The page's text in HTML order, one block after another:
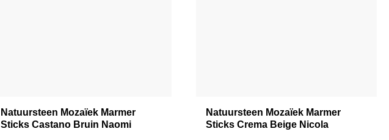
Natuursteen Mozaïek Marmer
Sticks Castano Bruin Naomi
Natuursteen Mozaïek Marmer
Sticks Crema Beige Nicola